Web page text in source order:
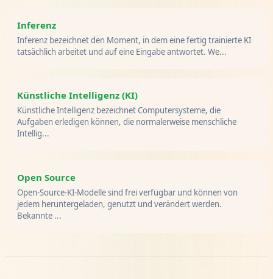
Inferenz
Inferenz bezeichnet den Moment, in dem eine fertig trainierte KI
tatsächlich arbeitet und auf eine Eingabe antwortet. We...
Künstliche Intelligenz (KI)
Künstliche Intelligenz bezeichnet Computersysteme, die
Aufgaben erledigen können, die normalerweise menschliche
Intellig...
Open Source
Open-Source-KI-Modelle sind frei verfügbar und können von
jedem heruntergeladen, genutzt und verändert werden.
Bekannte ...